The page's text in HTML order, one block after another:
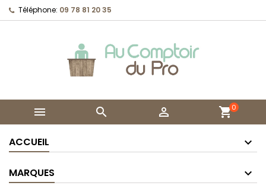
Téléphone: 09 78 81 20 35
   shopping_cart0
ACCUEIL
MARQUES